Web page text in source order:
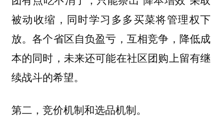
被动收缩，同时学习多多买菜将管理权下
放。各个省区自负盈亏，互相竞争，降低成
本的同时，未来还可能在社区团购上留有继
续战斗的希望。
第二，竞价机制和选品机制。